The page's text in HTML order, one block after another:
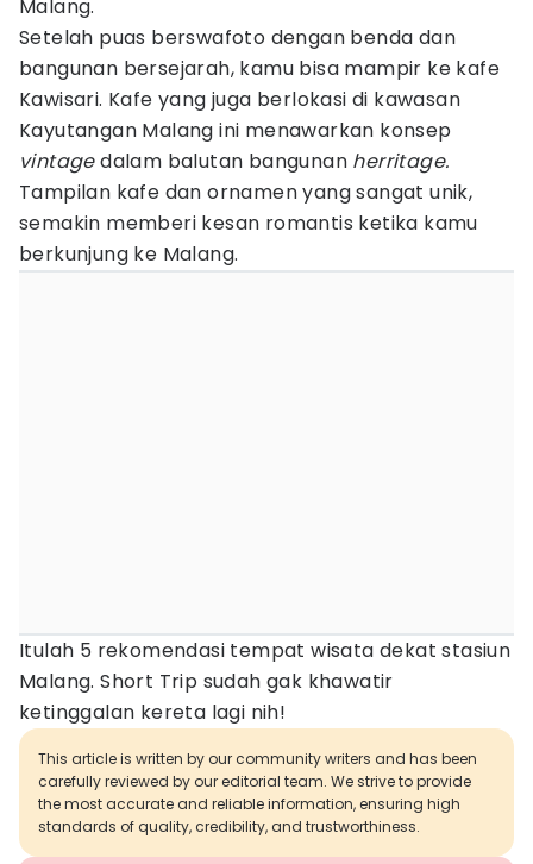
Malang.
Setelah puas berswafoto dengan benda dan
bangunan bersejarah, kamu bisa mampir ke kafe
Kawisari. Kafe yang juga berlokasi di kawasan
Kayutangan Malang ini menawarkan konsep
vintagedalam balutan bangunan herritage.
Tampilan kafe dan ornamen yang sangat unik,
semakin memberi kesan romantis ketika kamu
berkunjung ke Malang.
Itulah 5 rekomendasi tempat wisata dekat stasiun
Malang. Short Trip sudah gak khawatir
ketinggalan kereta lagi nih!
This article is written by our community writers and has been
carefully reviewed by our editorial team. We strive to provide
the most accurate and reliable information, ensuring high
standards of quality, credibility, and trustworthiness.